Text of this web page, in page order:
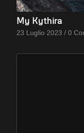
My Kythira
23 Luglio 2023 / 0